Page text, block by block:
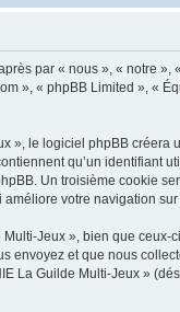
par « nous », « notre »,
», « phpBB Limited », «
», le logiciel phpBB
qu’un identifiant
Un troisième cookie
votre navigation sur
Jeux », bien que
et que nous
La Guilde Multi-Jeux »